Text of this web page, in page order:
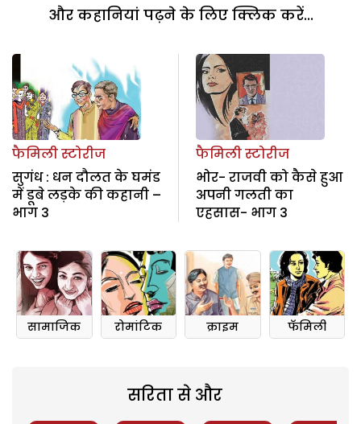
और कहानियां पढ़ने के लिए क्लिक करें...
फैमिली स्टोरीज
सुगंध : धन दौलत के घमंड
में डूबे लड़के की कहानी –
भाग 3
फैमिली स्टोरीज
भोर- राजवी को कैसे हुआ
अपनी गलती का
एहसास- भाग 3
सामाजिक रोमांटिक क्राइम फॅमिली
सरिता से और